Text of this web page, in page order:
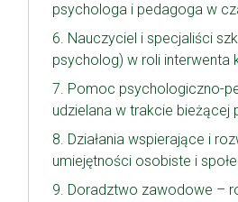
psychologa i pedagoga w
6. Nauczyciel i specjaliści
psycholog) w roli interwenta
7. Pomoc psychologiczno-
udzielana w trakcie bieżącej
8. Działania wspierające i
umiejętności osobiste i
9. Doradztwo zawodowe –